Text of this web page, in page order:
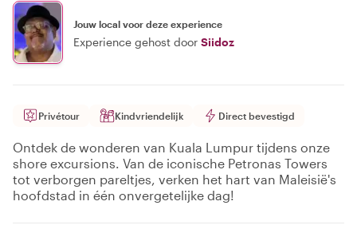
Jouw local voor deze experience
Experience gehost door Siidoz
Privétour Kindvriendelijk Direct bevestigd
Ontdek de wonderen van Kuala Lumpur tijdens onze
shore excursions. Van de iconische Petronas Towers
tot verborgen pareltjes, verken het hart van Maleisië's
hoofdstad in één onvergetelijke dag!